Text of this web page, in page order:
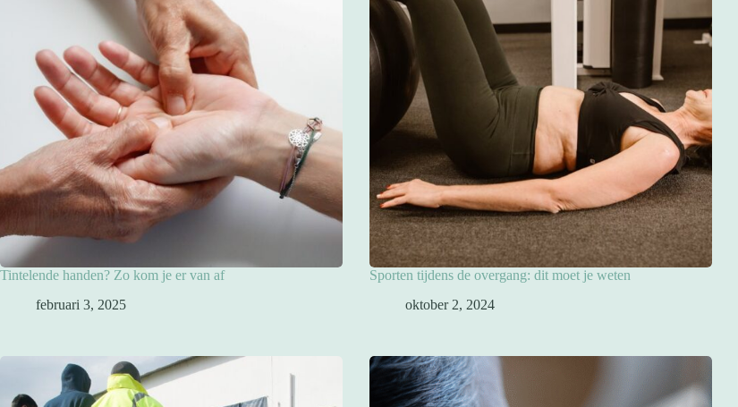
Tintelende handen? Zo kom je er van af
februari 3, 2025
Sporten tijdens de overgang: dit moet je weten
oktober 2, 2024